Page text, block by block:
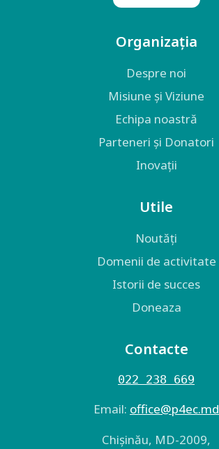
Organizația
Despre noi
Misiune și Viziune
Echipa noastră
Parteneri și Donatori
Inovații
Utile
Noutăți
Domenii de activitate
Istorii de succes
Doneaza
Contacte
022 238 669
Email: оffice@p4ec.md
Chişinău, MD-2009,